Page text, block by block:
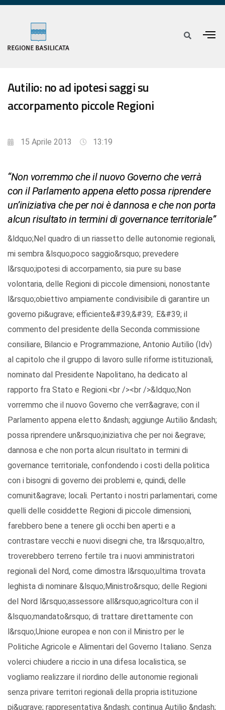
Autilio: no ad ipotesi saggi su
accorpamento piccole Regioni
15 Aprile 2013 13:19
“Non vorremmo che il nuovo Governo che verrà
con il Parlamento appena eletto possa riprendere
un’iniziativa che per noi è dannosa e che non porta
alcun risultato in termini di governance territoriale”
&ldquo;Nel quadro di un riassetto delle autonomie regionali,
mi sembra &lsquo;poco saggio&rsquo; prevedere
l&rsquo;ipotesi di accorpamento, sia pure su base
volontaria, delle Regioni di piccole dimensioni, nonostante
l&rsquo;obiettivo ampiamente condivisibile di garantire un
governo pi&ugrave; efficiente&#39;&#39;. E&#39; il
commento del presidente della Seconda commissione
consiliare, Bilancio e Programmazione, Antonio Autilio (Idv)
al capitolo che il gruppo di lavoro sulle riforme istituzionali,
nominato dal Presidente Napolitano, ha dedicato al
rapporto fra Stato e Regioni.<br /><br />&ldquo;Non
vorremmo che il nuovo Governo che verr&agrave; con il
Parlamento appena eletto &ndash; aggiunge Autilio &ndash;
possa riprendere un&rsquo;iniziativa che per noi &egrave;
dannosa e che non porta alcun risultato in termini di
governance territoriale, confondendo i costi della politica
con i bisogni di governo dei problemi e, quindi, delle
comunit&agrave; locali. Pertanto i nostri parlamentari, come
quelli delle cosiddette Regioni di piccole dimensioni,
farebbero bene a tenere gli occhi ben aperti e a
contrastare vecchi e nuovi disegni che, tra l&rsquo;altro,
troverebbero terreno fertile tra i nuovi amministratori
regionali del Nord, come dimostra l&rsquo;ultima trovata
leghista di nominare &lsquo;Ministro&rsquo; delle Regioni
del Nord l&rsquo;assessore all&rsquo;agricoltura con il
&lsquo;mandato&rsquo; di trattare direttamente con
l&rsquo;Unione europea e non con il Ministro per le
Politiche Agricole e Alimentari del Governo Italiano. Senza
volerci chiudere a riccio in una difesa localistica, se
vogliamo realizzare il riordino delle autonomie regionali
senza privare territori regionali della propria istituzione
pi&ugrave; rappresentativa &ndash; continua Autilio &ndash;